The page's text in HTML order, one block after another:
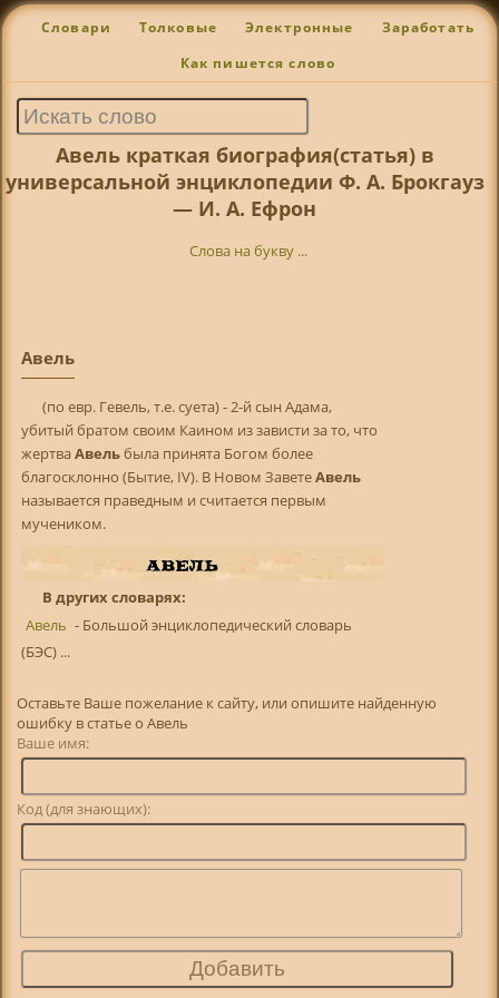
Словари Толковые Электронные Заработать
Как пишется слово
Авель краткая биография(статья) в
универсальной энциклопедии Ф. А. Брокгауз
— И. А. Ефрон
Слова на букву ...
Авель
(по евр. Гевель, т.е. суета) - 2-й сын Адама,
убитый братом своим Каином из зависти за то, что
жертваАвельбыла принята Богом более
благосклонно (Бытие, IV). В Новом ЗаветеАвель
называется праведным и считается первым
мучеником.
В других словарях:
Авель - Большой энциклопедический словарь
(БЭС) ...
Оставьте Ваше пожелание к сайту, или опишите найденную
ошибку в статье о Авель
Ваше имя:
Код (для знающих):